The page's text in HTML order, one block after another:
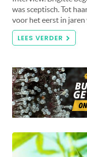
was sceptisch. Tot
voor het eerst in jaren
LEES VERDER